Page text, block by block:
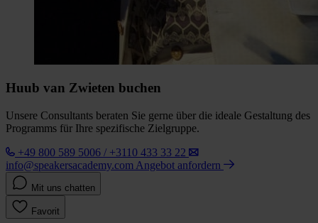
Huub van Zwieten buchen
Unsere Consultants beraten Sie gerne über die ideale Gestaltung des
Programms für Ihre spezifische Zielgruppe.
+49 800 589 5006 / +3110 433 33 22
info@speakersacademy.com Angebot anfordern
Mit uns chatten
Favorit